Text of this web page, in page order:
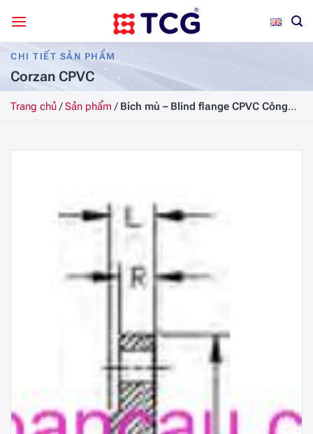
qua
nội
dungCHI TIẾT SẢN PHẨM
Corzan CPVC
Trang chủ/Sản phẩm / Bích mù – Blind flange CPVC Công